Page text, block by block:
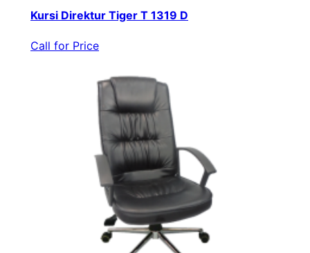
Kursi Direktur Tiger T 1319 D
Call for Price